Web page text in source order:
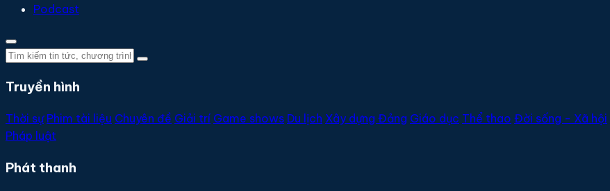
Podcast
Truyền hình
Thời sự Phim tài liệu Chuyên đề Giải trí Game shows Du lịch Xây dựng Đảng Giáo dục Thể thao Đời sống - Xã hội
Pháp luật
Phát thanh